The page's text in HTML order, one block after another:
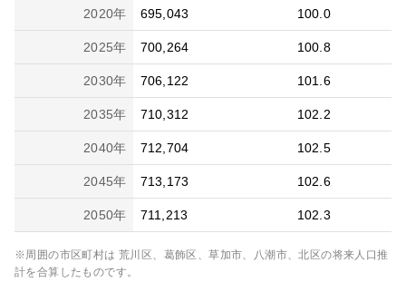
2020年 695,043 100.0
2025年 700,264 100.8
2030年 706,122 101.6
2035年 710,312 102.2
2040年 712,704 102.5
2045年 713,173 102.6
2050年 711,213 102.3
※周囲の市区町村は 荒川区、葛飾区、草加市、八潮市、北区の将来人口推
計を合算したものです。